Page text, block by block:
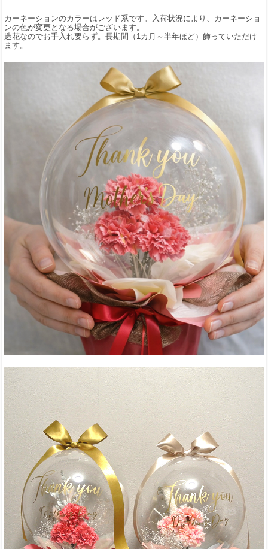
カーネーションのカラーはレッド系です。入荷状況により、カーネーショ
ンの色が変更となる場合がございます。
造花なのでお手入れ要らず。長期間（1カ月～半年ほど）飾っていただけ
ます。